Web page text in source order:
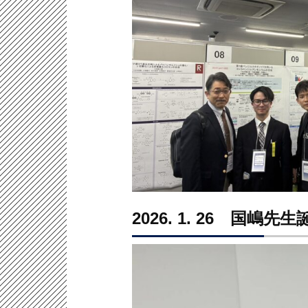
2026. 1. 26 国嶋先生